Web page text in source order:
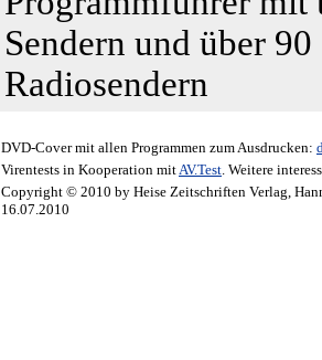
Sendern und über 90
Radiosendern
DVD-Cover mit allen Programmen zum Ausdrucken:
Virentests in Kooperation mitAV.Test. Weitere
Copyright © 2010 by Heise Zeitschriften Verlag,
16.07.2010